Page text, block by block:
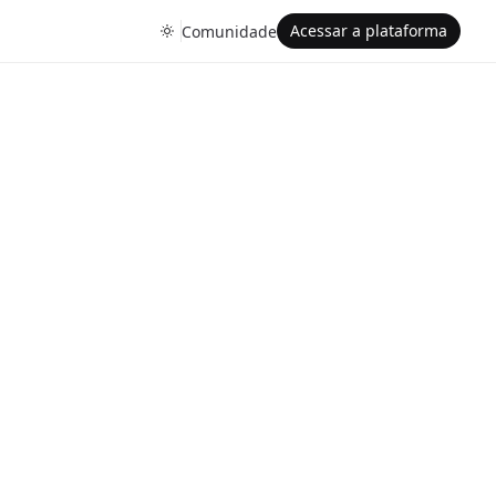
Comunidade Acessar a plataforma